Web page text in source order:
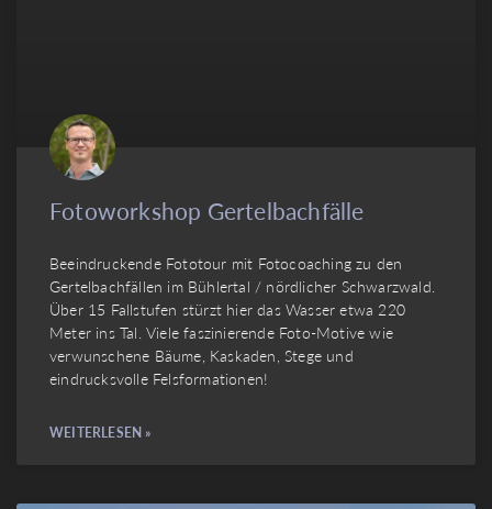
Fotoworkshop Gertelbachfälle
Beeindruckende Fototour mit Fotocoaching zu den
Gertelbachfällen im Bühlertal / nördlicher Schwarzwald.
Über 15 Fallstufen stürzt hier das Wasser etwa 220
Meter ins Tal. Viele faszinierende Foto-Motive wie
verwunschene Bäume, Kaskaden, Stege und
eindrucksvolle Felsformationen!
WEITERLESEN »